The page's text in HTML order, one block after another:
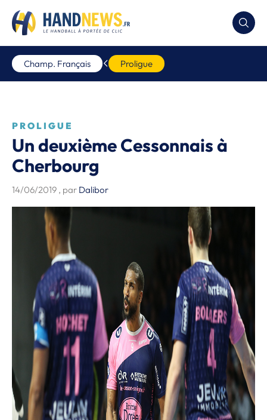
Champ. Français Proligue
PROLIGUE
Un deuxième Cessonnais à
Cherbourg
14/06/2019 , par Dalibor